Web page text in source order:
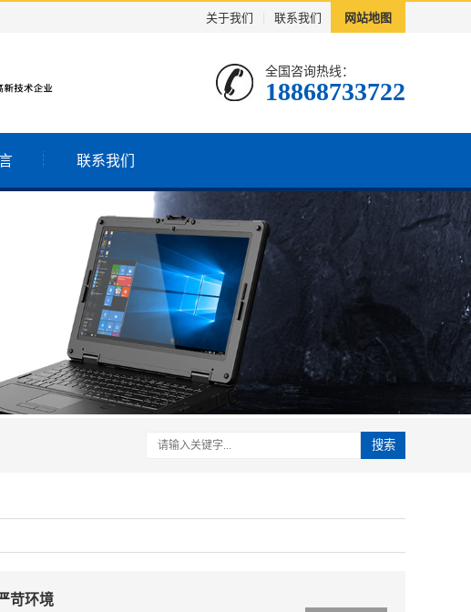
关于我们 联系我们 网站地图
全国咨询热线：
18868733722
联系我们
搜索
苛环境